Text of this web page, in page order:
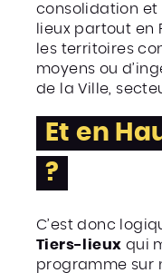
consolidation et
lieux partout en
les territoires
moyens ou
de la Ville,
Et en
?
C’est donc
Tiers-lieux qui
programme sur